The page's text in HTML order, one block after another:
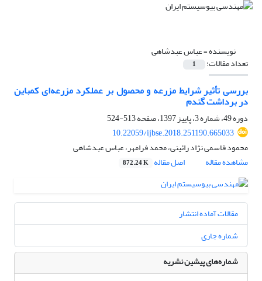
نویسنده =عباس عبدشاهی
تعداد مقالات: 1
بررسی تأثیر شرایط مزرعه و محصول بر عملکرد مزرعه‌ای کمباین
در برداشت گندم
دوره 49، شماره 3، پاییز 1397، صفحه
513-524
10.22059/ijbse.2018.251190.665033
محمود قاسمی نژاد رائینی، محمد فرامهر، عباس عبدشاهی
مشاهده مقاله
اصل مقاله 872.24 K
مقالات آماده انتشار
شماره جاری
شماره‌های پیشین نشریه